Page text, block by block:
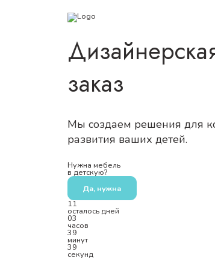
заказ
Мы создаем решения для
развития ваших детей.
Нужна мебель
в детскую?
Да, нужна
11
осталось дней
03
часов
39
минут
39
секунд